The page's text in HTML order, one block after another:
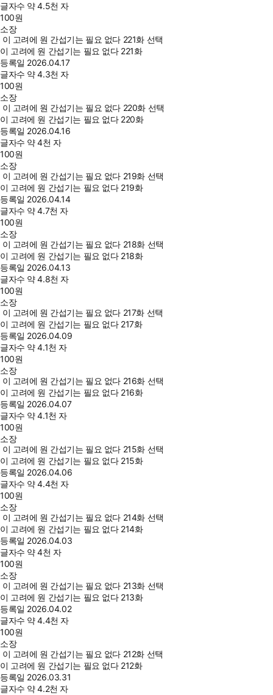
글자수 약 4.5천 자
100원
소장
이 고려에 원 간섭기는 필요 없다 221화 선택
이 고려에 원 간섭기는 필요 없다 221화
등록일 2026.04.17
글자수 약 4.3천 자
100원
소장
이 고려에 원 간섭기는 필요 없다 220화 선택
이 고려에 원 간섭기는 필요 없다 220화
등록일 2026.04.16
글자수 약 4천 자
100원
소장
이 고려에 원 간섭기는 필요 없다 219화 선택
이 고려에 원 간섭기는 필요 없다 219화
등록일 2026.04.14
글자수 약 4.7천 자
100원
소장
이 고려에 원 간섭기는 필요 없다 218화 선택
이 고려에 원 간섭기는 필요 없다 218화
등록일 2026.04.13
글자수 약 4.8천 자
100원
소장
이 고려에 원 간섭기는 필요 없다 217화 선택
이 고려에 원 간섭기는 필요 없다 217화
등록일 2026.04.09
글자수 약 4.1천 자
100원
소장
이 고려에 원 간섭기는 필요 없다 216화 선택
이 고려에 원 간섭기는 필요 없다 216화
등록일 2026.04.07
글자수 약 4.1천 자
100원
소장
이 고려에 원 간섭기는 필요 없다 215화 선택
이 고려에 원 간섭기는 필요 없다 215화
등록일 2026.04.06
글자수 약 4.4천 자
100원
소장
이 고려에 원 간섭기는 필요 없다 214화 선택
이 고려에 원 간섭기는 필요 없다 214화
등록일 2026.04.03
글자수 약 4천 자
100원
소장
이 고려에 원 간섭기는 필요 없다 213화 선택
이 고려에 원 간섭기는 필요 없다 213화
등록일 2026.04.02
글자수 약 4.4천 자
100원
소장
이 고려에 원 간섭기는 필요 없다 212화 선택
이 고려에 원 간섭기는 필요 없다 212화
등록일 2026.03.31
글자수 약 4.2천 자